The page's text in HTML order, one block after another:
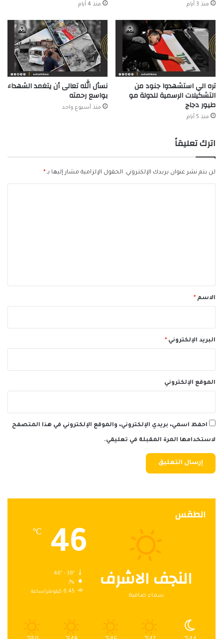
منذ 3 أيام منذ 4 أيام
تره الي استشهدوا جنود من
التشكيلات الرسمية للدولة مو
طيور دجاج
منذ 5 أيام
نسأل الله تعالى أن يتغمد الشهداء
بواسع رحمته
منذ أسبوع واحد
اترك تعليقاً
لن يتم نشر عنوان بريدك الإلكتروني. الحقول الإلزامية مشار إليها بـ *
*الاسم *
البريد الإلكتروني *
الموقع الإلكتروني
احفظ اسمي، بريدي الإلكتروني، والموقع الإلكتروني في هذا المتصفح
لاستخدامها المرة المقبلة في تعليقي.
الطقس
النجف الاشرف
سماء صافية
46
℃
7%
6.45 كيلومتر/ساعة